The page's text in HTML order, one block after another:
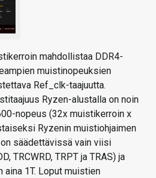
mahdollistaa DDR4-
muistinopeuksien
Ref_clk-taajuutta.
Ryzen-alustalla on noin
nopeus (32x muistikerroin x
Ryzenin muistiohjaimen
säädettävissä vain viisi
TRCWRD, TRPT ja TRAS) ja
aina 1T. Loput muistien